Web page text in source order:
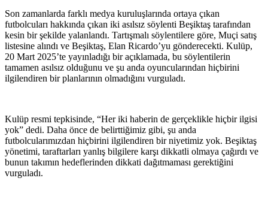
Son zamanlarda farklı medya kuruluşlarında ortaya çıkan
futbolcuları hakkında çıkan iki asılsız söylenti Beşiktaş tarafından
kesin bir şekilde yalanlandı. Tartışmalı söylentilere göre, Muçi satış
listesine alındı ​​ve Beşiktaş, Elan Ricardo’yu gönderecekti. Kulüp,
20 Mart 2025’te yayınladığı bir açıklamada, bu söylentilerin
tamamen asılsız olduğunu ve şu anda oyuncularından hiçbirini
ilgilendiren bir planlarının olmadığını vurguladı.
Kulüp resmi tepkisinde, “Her iki haberin de gerçeklikle hiçbir ilgisi
yok” dedi. Daha önce de belirttiğimiz gibi, şu anda
futbolcularımızdan hiçbirini ilgilendiren bir niyetimiz yok. Beşiktaş
yönetimi, taraftarları yanlış bilgilere karşı dikkatli olmaya çağırdı ve
bunun takımın hedeflerinden dikkati dağıtmaması gerektiğini
vurguladı.